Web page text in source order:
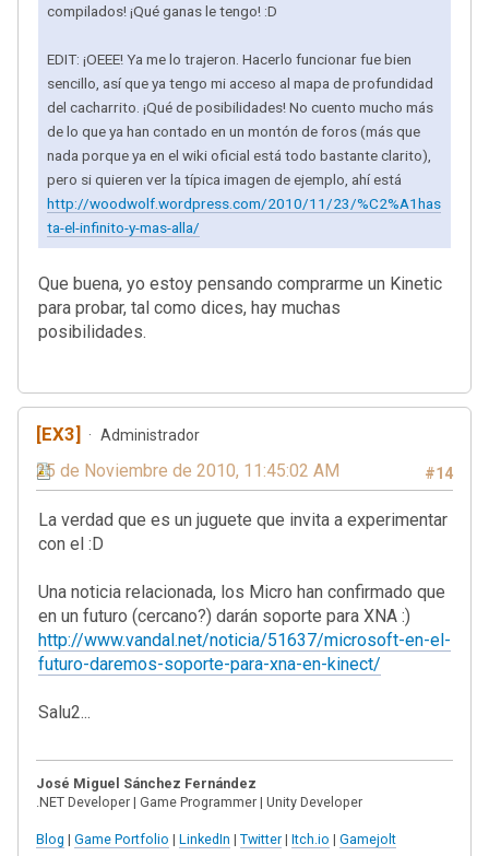
compilados! ¡Qué ganas le tengo! :D
EDIT: ¡OEEE! Ya me lo trajeron. Hacerlo funcionar fue bien
sencillo, así que ya tengo mi acceso al mapa de profundidad
del cacharrito. ¡Qué de posibilidades! No cuento mucho más
de lo que ya han contado en un montón de foros (más que
nada porque ya en el wiki oficial está todo bastante clarito),
pero si quieren ver la típica imagen de ejemplo, ahí está
http://woodwolf.wordpress.com/2010/11/23/%C2%A1has
ta-el-infinito-y-mas-alla/
Que buena, yo estoy pensando comprarme un Kinetic
para probar, tal como dices, hay muchas
posibilidades.
[EX3] Administrador
#14
25 de Noviembre de 2010, 11:45:02 AM
La verdad que es un juguete que invita a experimentar
con el :D
Una noticia relacionada, los Micro han confirmado que
en un futuro (cercano?) darán soporte para XNA :)
http://www.vandal.net/noticia/51637/microsoft-en-el-
futuro-daremos-soporte-para-xna-en-kinect/
Salu2...
José Miguel Sánchez Fernández
.NET Developer | Game Programmer | Unity Developer
Blog | Game Portfolio | LinkedIn | Twitter | Itch.io | Gamejolt